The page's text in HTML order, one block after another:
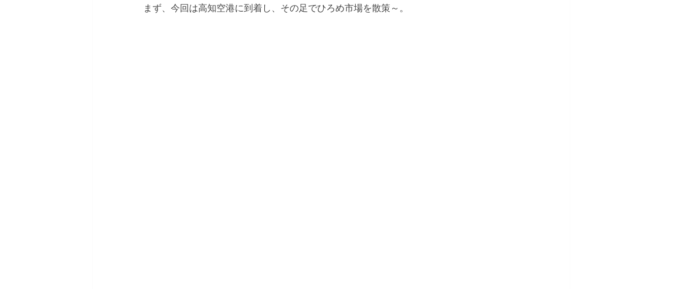
まず、今回は高知空港に到着し、その足でひろめ市場を散策～。